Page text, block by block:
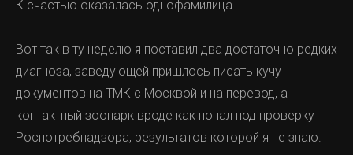
К счастью оказалась однофамилица.
Вот так в ту неделю я поставил два достаточно редких
диагноза, заведующей пришлось писать кучу
документов на ТМК с Москвой и на перевод, а
контактный зоопарк вроде как попал под проверку
Роспотребнадзора, результатов которой я не знаю.